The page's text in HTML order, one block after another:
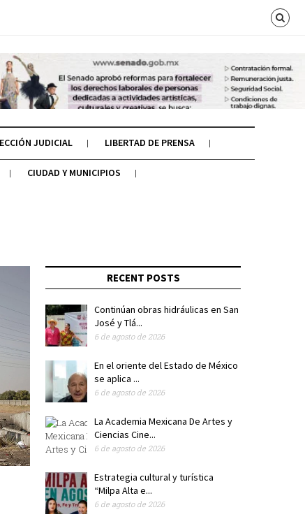
JUDICIAL LIBERTAD DE PRENSA
CIUDAD Y MUNICIPIOS
RECENT POSTS
Continúan obras hidráulicas en San
José y Tlá...
6 de agosto de 2026
En el oriente del Estado de México
se aplica ...
6 de agosto de 2026
La Academia Mexicana De Artes y
Ciencias Cine...
6 de agosto de 2026
Estrategia cultural y turística
“Milpa Alta e...
6 de agosto de 2026